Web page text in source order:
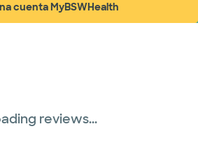
cuenta MyBSWHealth
(abre en ventana nueva)
reviews...